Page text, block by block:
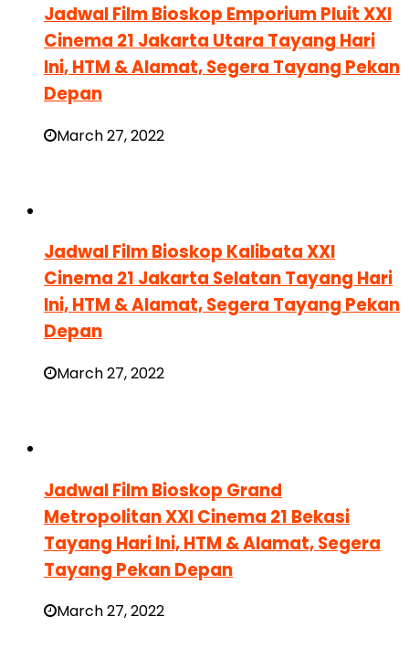
Jadwal Film Bioskop Emporium Pluit XXI
Cinema 21 Jakarta Utara Tayang Hari
Ini, HTM & Alamat, Segera Tayang Pekan
Depan
March 27, 2022
Jadwal Film Bioskop Kalibata XXI
Cinema 21 Jakarta Selatan Tayang Hari
Ini, HTM & Alamat, Segera Tayang Pekan
Depan
March 27, 2022
Jadwal Film Bioskop Grand
Metropolitan XXI Cinema 21 Bekasi
Tayang Hari Ini, HTM & Alamat, Segera
Tayang Pekan Depan
March 27, 2022